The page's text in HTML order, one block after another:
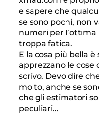
e sapere che
se sono pochi, non
numeri per l’ottima
troppa fatica.
E la cosa più bella
apprezzano le cose
scrivo. Devo dire
molto, anche se
che gli estimatori
peculiari…